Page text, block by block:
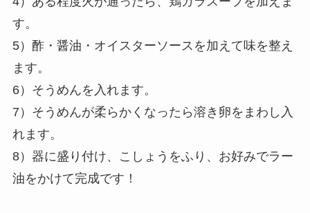
す。
5）酢・醤油・オイスターソースを加えて味を整え
ます。
6）そうめんを入れます。
7）そうめんが柔らかくなったら溶き卵をまわし入
れます。
8）器に盛り付け、こしょうをふり、お好みでラー
油をかけて完成です！